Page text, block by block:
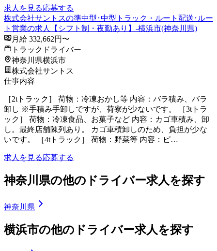
求人を見る応募する
株式会社サントスの準中型･中型トラック・ルート配送･ルー
ト営業の求人【シフト制・夜勤あり】-横浜市(神奈川県)
月給 332,662円〜
トラックドライバー
神奈川県横浜市
株式会社サントス
仕事内容
［2tトラック］ 荷物：冷凍おかし等 内容：バラ積み、バラ
卸し ※手積み手卸しですが、荷寮が少ないです。 ［3tトラ
ック］ 荷物：冷凍食品、お菓子など 内容：カゴ車積み、卸
し。最終店舗陳列あり。 カゴ車積卸しのため、負担が少な
いです。 ［4tトラック］ 荷物：野菜等 内容：ピ…
求人を見る応募する
神奈川県の他のドライバー求人を探す
神奈川県
横浜市の他のドライバー求人を探す